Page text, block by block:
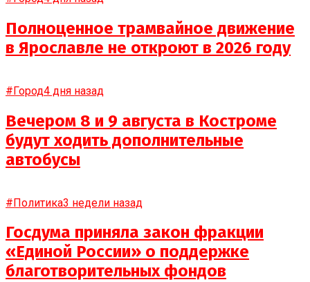
Полноценное трамвайное движение
в Ярославле не откроют в 2026 году
#Город4 дня назад
Вечером 8 и 9 августа в Костроме
будут ходить дополнительные
автобусы
#Политика3 недели назад
Госдума приняла закон фракции
«Единой России» о поддержке
благотворительных фондов